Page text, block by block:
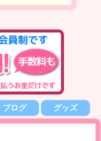
ブログ グッズ